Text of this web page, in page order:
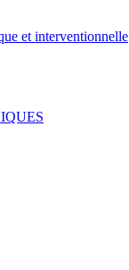
et interventionnelle